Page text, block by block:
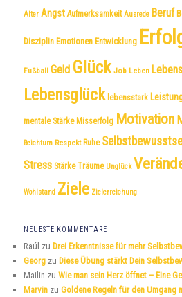
Alter Angst Aufmerksamkeit Ausrede Beruf
Disziplin Emotionen Entwicklung
Fußball Geld Glück Job Leben
Lebensglück lebensstark
mentale Stärke Misserfolg Motivation
Reichtum Respekt Ruhe
Stress Stärke Träume Unglück
Wohlstand Ziele Zielerreichung
NEUESTE KOMMENTARE
Raúl zu Drei Erkenntnisse für mehr
Georg zu Diese Übung stärkt Dein
Mailin zuWie man sein Herz öffnet – Eine
Marvin zuGoldene Regeln für den Umgang